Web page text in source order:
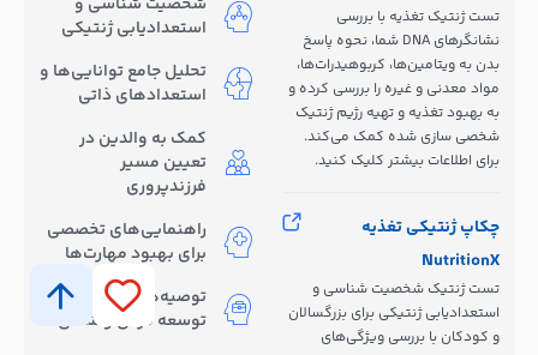
استعدادیابی ژنتیکی
تحلیل جامع توانایی‌ها و
استعدادهای ذاتی
کمک به والدین در
تعیین مسیر
فرزندپروری
راهنمایی‌های تخصصی
برای بهبود مهارت‌ها
توصیه‌هایی برای
توسعه فردی و شغلی
تست ژنتیک تغذیه با بررسی
نشانگرهای DNA شما، نحوه پاسخ
بدن به ویتامین‌ها، کربوهیدرات‌ها،
مواد معدنی و غیره را بررسی کرده و
به بهبود تغذیه و تهیه رژیم ژنتیک
شخصی سازی شده کمک می‌کند.
برای اطلاعات بیشتر کلیک کنید.
چکاپ ژنتیکی تغذیه
NutritionX
تست ژنتیک شخصیت شناسی و
استعدادیابی ژنتیکی برای بزرگسالان
و کودکان با بررسی ویژگی‌های